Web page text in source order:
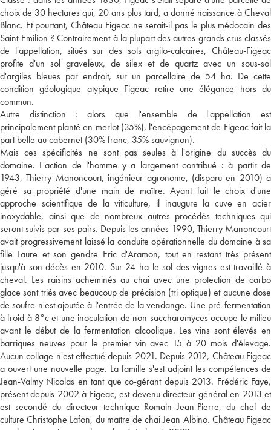
choix de 30 hectares qui, 20 ans plus tard, a donné naissance à Cheval
Blanc. Et pourtant, Château Figeac ne serait-il pas le plus médocain des
Saint-Emilion ? Contrairement à la plupart des autres grands crus classés
de l'appellation, situés sur des sols argilo-calcaires, Château-Figeac
profite d'un sol graveleux, de silex et de quartz avec un sous-sol
d'argiles bleues par endroit, sur un parcellaire de 54 ha. De cette
condition géologique atypique Figeac retire une élégance hors du
commun.
Autre distinction : alors que l'ensemble de l'appellation est
principalement planté en merlot (35%), l'encépagement de Figeac fait la
part belle au cabernet (30% franc, 35% sauvignon).
Mais ces spécificités ne sont pas seules à l'origine du succès du
domaine. L'action de l'homme y a largement contribué : à partir de
1943, Thierry Manoncourt, ingénieur agronome, (disparu en 2010) a
géré sa propriété d'une main de maître. Ayant fait le choix d'une
approche scientifique de la viticulture, il inaugure la cuve en acier
inoxydable, ainsi que de nombreux autres procédés techniques qui
seront suivis par ses pairs. Depuis les années 1990, Thierry Manoncourt
avait progressivement laissé la conduite opérationnelle du domaine à sa
fille Laure et son gendre Eric d'Aramon, tout en restant très présent
jusqu'à son décès en 2010. Sur 24 ha le sol des vignes est travaillé à
cheval. Les raisins acheminés au chai avec une protection de carbo
glace sont triés avec beaucoup de précision (tri optique) et aucune dose
de soufre n'est ajoutée à l'entrée de la vendange. Une pré-fermentation
à froid à 8°c et une inoculation de non-saccharomyces occupe le milieu
avant le début de la fermentation alcoolique. Les vins sont élevés en
barriques neuves pour le premier vin avec 15 à 20 mois d'élevage.
Aucun collage n'est effectué depuis 2021. Depuis 2012, Château Figeac
a ouvert une nouvelle page. La famille s'est adjoint les compétences de
Jean-Valmy Nicolas en tant que co-gérant depuis 2013. Frédéric Faye,
présent depuis 2002 à Figeac, est devenu directeur général en 2013 et
est secondé du directeur technique Romain Jean-Pierre, du chef de
culture Christophe Lafon, du maître de chai Jean Albino. Château Figeac